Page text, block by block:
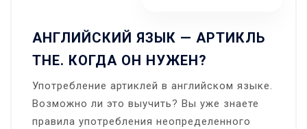
АНГЛИЙСКИЙ ЯЗЫК — АРТИКЛЬ
THE. КОГДА ОН НУЖЕН?
Употребление артиклей в английском языке.
Возможно ли это выучить? Вы уже знаете
правила употребления неопределенного